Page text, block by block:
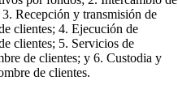
Recepción y transmisión de
clientes; 4. Ejecución de
clientes; 5. Servicios de
de clientes; y 6. Custodia y
de clientes.